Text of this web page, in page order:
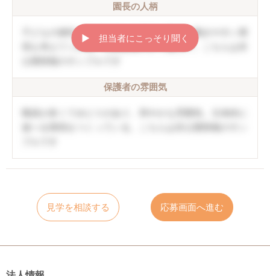
園長の人柄
子どもの個性を伸ばしていく方針。職員の働きやすい環
境も考えてくれる。口調は穏やかで優しい。こちらは非
保護者の雰囲気
▶︎ 担当者にこっそり聞く
見学を相談する 応募画面へ進む